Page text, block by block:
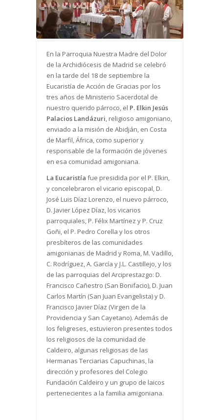
En la Parroquia Nuestra Madre del Dolor
de la Archidiócesis de Madrid se celebró
en la tarde del 18 de septiembre la
Eucaristía de Acción de Gracias por los
tres años de Ministerio Sacerdotal de
nuestro querido párroco, el P. Elkin Jesús
Palacios Landázuri, religioso amigoniano,
enviado a la misión de Abidján, en Costa
de Marfil, África, como superior y
responsable de la formación de jóvenes
en esa comunidad amigoniana.
La Eucaristía fue presidida por el P. Elkin,
y concelebraron el vicario episcopal, D.
José Luis Díaz Lorenzo, el nuevo párroco,
D. Javier López Díaz, los vicarios
parroquiales, P. Félix Martínez y P. Cruz
Goñi, el P. Pedro Corella y los otros
presbíteros de las comunidades
amigonianas de Madrid y Roma, M. Vadillo,
C. Rodríguez, A. García y J.L. Castillejo, y los
de las parroquias del Arciprestazgo: D.
Francisco Cañestro (San Bonifacio), D. Juan
Carlos Martín (San Juan Evangelista) y D.
Francisco Javier Díaz (Virgen de la
Providencia y San Cayetano). Además de
los feligreses, estuvieron presentes todos
los religiosos de la comunidad de
Caldeiro, algunas religiosas de las
Hermanas Terciarias Capuchinas, la
dirección y profesores del Colegio
Fundación Caldeiro y un grupo de laicos
pertenecientes a la familia amigoniana.